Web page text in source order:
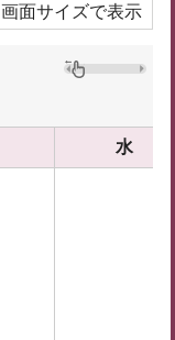
画面サイズで表示
水